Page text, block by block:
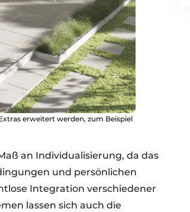
erweitert werden, zum Beispiel
an Individualisierung, da das
und persönlichen
Integration verschiedener
lassen sich auch die